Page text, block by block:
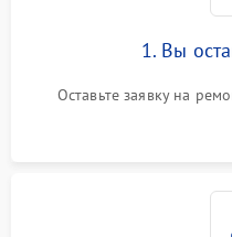
1. Вы
Оставьте заявку на